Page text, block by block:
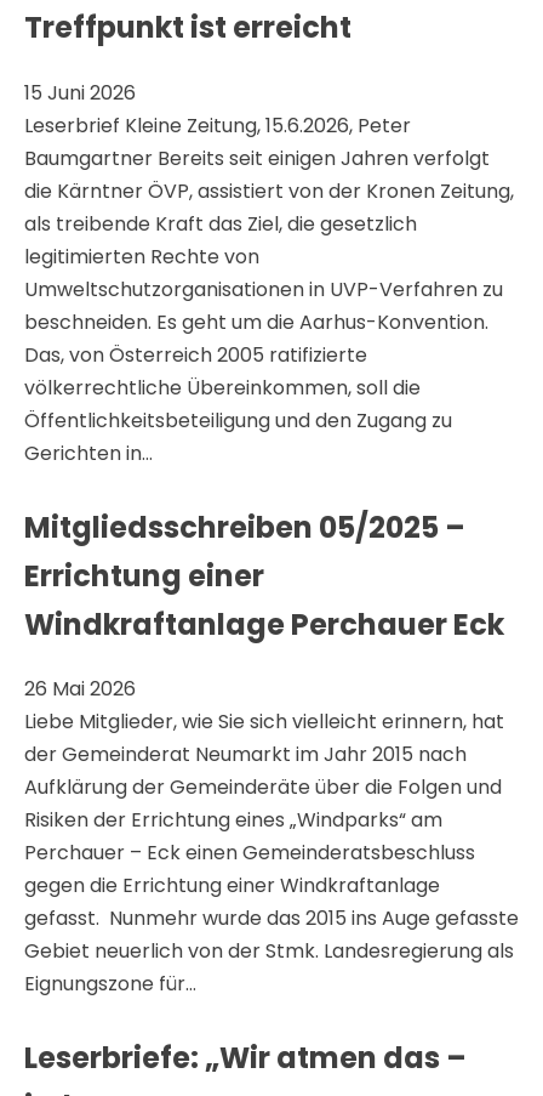
Treffpunkt ist erreicht
15 Juni 2026
Leserbrief Kleine Zeitung, 15.6.2026, Peter
Baumgartner Bereits seit einigen Jahren verfolgt
die Kärntner ÖVP, assistiert von der Kronen Zeitung,
als treibende Kraft das Ziel, die gesetzlich
legitimierten Rechte von
Umweltschutzorganisationen in UVP-Verfahren zu
beschneiden. Es geht um die Aarhus-Konvention.
Das, von Österreich 2005 ratifizierte
völkerrechtliche Übereinkommen, soll die
Öffentlichkeitsbeteiligung und den Zugang zu
Gerichten in…
Mitgliedsschreiben 05/2025 –
Errichtung einer
Windkraftanlage Perchauer Eck
26 Mai 2026
Liebe Mitglieder, wie Sie sich vielleicht erinnern, hat
der Gemeinderat Neumarkt im Jahr 2015 nach
Aufklärung der Gemeinderäte über die Folgen und
Risiken der Errichtung eines „Windparks“ am
Perchauer – Eck einen Gemeinderatsbeschluss
gegen die Errichtung einer Windkraftanlage
gefasst. Nunmehr wurde das 2015 ins Auge gefasste
Gebiet neuerlich von der Stmk. Landesregierung als
Eignungszone für…
Leserbriefe: „Wir atmen das –